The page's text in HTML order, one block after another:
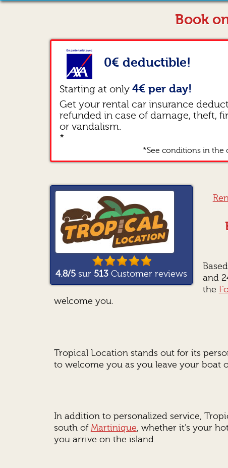
Book
0€ deductible!
Starting at only 4€ per day!
Get your rental car insurance
refunded in case of damage, theft,
or vandalism.
*
*See conditions in the
4.8/5sur 513 Customer reviews
and
the
welcome you.
Tropical Location stands out for its
to welcome you as you leave your boat
In addition to personalized service,
south ofMartinique, whether it’s your
you arrive on the island.